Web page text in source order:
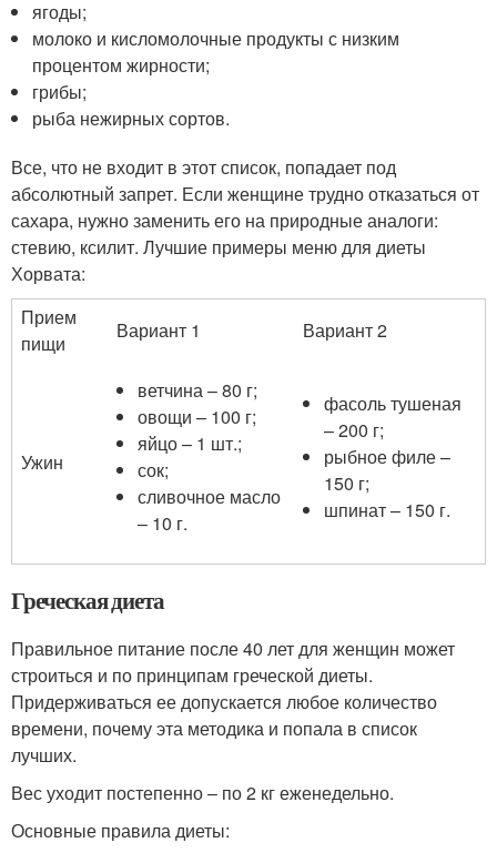
ягоды;
молоко и кисломолочные продукты с низким
процентом жирности;
грибы;
рыба нежирных сортов.
Все, что не входит в этот список, попадает под
абсолютный запрет. Если женщине трудно отказаться от
сахара, нужно заменить его на природные аналоги:
стевию, ксилит. Лучшие примеры меню для диеты
Хорвата:
Прием
пищи
Вариант 1 Вариант 2
Ужин
ветчина – 80 г;
овощи – 100 г;
яйцо – 1 шт.;
сок;
сливочное масло
– 10 г.
фасоль тушеная
– 200 г;
рыбное филе –
150 г;
шпинат – 150 г.
Греческая диета
Правильное питание после 40 лет для женщин может
строиться и по принципам греческой диеты.
Придерживаться ее допускается любое количество
времени, почему эта методика и попала в список
лучших.
Вес уходит постепенно – по 2 кг еженедельно.
Основные правила диеты: